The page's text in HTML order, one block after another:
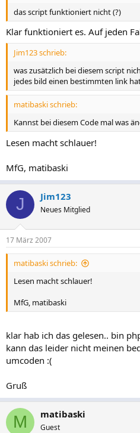
das script funktioniert nicht (?)
Klar funktioniert es. Auf jeden
Jim123 schrieb:
was zusätzlich bei diesem script
jedes bild einen bestimmten link
matibaski schrieb:
Kannst bei diesem Code mal was
Lesen macht schlauer!
MfG, matibaski
J Jim123
Neues Mitglied
17 März 2007
matibaski schrieb:
Lesen macht schlauer!
MfG, matibaski
klar hab ich das gelesen.. bin
kann das leider nicht meinen
umcoden :(
Gruß
M matibaski
Guest